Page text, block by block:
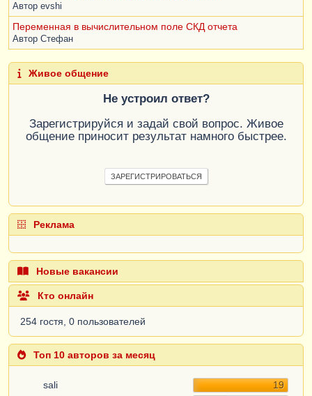
Автор evshi
Переменная в вычислительном поле СКД отчета
Автор Стефан
Живое общение
Не устроил ответ?
Зарегистрируйся и задай свой вопрос. Живое
общение приносит результат намного быстрее.
ЗАРЕГИСТРИРОВАТЬСЯ
Реклама
Новые вакансии
Кто онлайн
254 гостя, 0 пользователей
Топ 10 авторов за месяц
sali
19